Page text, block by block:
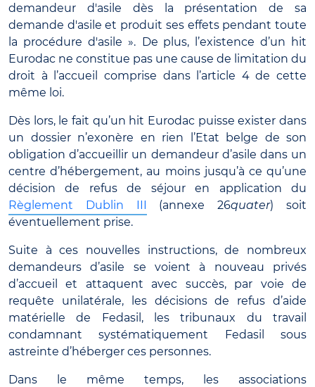
demandeur d'asile dès la présentation de sa
demande d'asile et produit ses effets pendant toute
la procédure d'asile ». De plus, l’existence d’un hit
Eurodac ne constitue pas une cause de limitation du
droit à l’accueil comprise dans l’article 4 de cette
même loi.
Dès lors, le fait qu’un hit Eurodac puisse exister dans
un dossier n’exonère en rien l’Etat belge de son
obligation d’accueillir un demandeur d’asile dans un
centre d’hébergement, au moins jusqu’à ce qu’une
décision de refus de séjour en application du
Règlement Dublin III (annexe 26quater) soit
éventuellement prise.
Suite à ces nouvelles instructions, de nombreux
demandeurs d’asile se voient à nouveau privés
d’accueil et attaquent avec succès, par voie de
requête unilatérale, les décisions de refus d’aide
matérielle de Fedasil, les tribunaux du travail
condamnant systématiquement Fedasil sous
astreinte d’héberger ces personnes.
Dans le même temps, les associations